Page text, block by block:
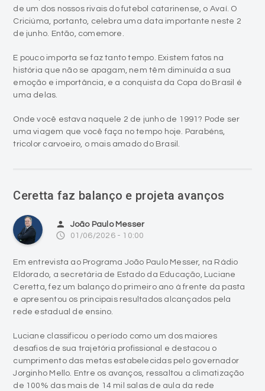
de um dos nossos rivais do futebol catarinense, o Avaí. O
Criciúma, portanto, celebra uma data importante neste 2
de junho. Então, comemore.
E pouco importa se faz tanto tempo. Existem fatos na
história que não se apagam, nem têm diminuída a sua
emoção e importância, e a conquista da Copa do Brasil é
uma delas.
Onde você estava naquele 2 de junho de 1991? Pode ser
uma viagem que você faça no tempo hoje. Parabéns,
tricolor carvoeiro, o mais amado do Brasil.
Ceretta faz balanço e projeta avanços
person João Paulo Messer
access_time 01/06/2026 - 10:00
Em entrevista ao Programa João Paulo Messer, na Rádio
Eldorado, a secretária de Estado da Educação, Luciane
Ceretta, fez um balanço do primeiro ano à frente da pasta
e apresentou os principais resultados alcançados pela
rede estadual de ensino.
Luciane classificou o período como um dos maiores
desafios de sua trajetória profissional e destacou o
cumprimento das metas estabelecidas pelo governador
Jorginho Mello. Entre os avanços, ressaltou a climatização
de 100% das mais de 14 mil salas de aula da rede